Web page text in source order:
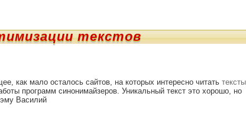
текстов
как мало осталось сайтов, на которых интересно читать тексты
программ синонимайзеров. Уникальный текст это хорошо, но
Василий